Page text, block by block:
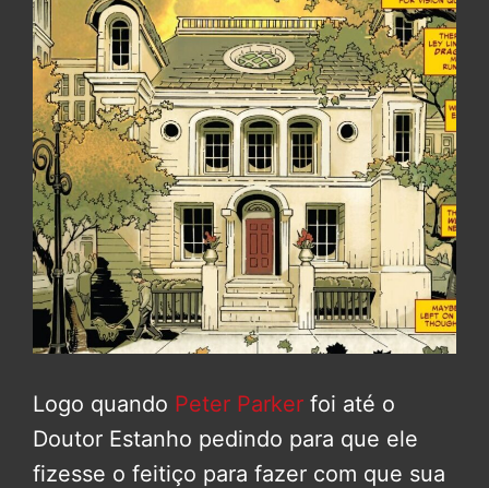
Logo quando Peter Parker foi até o
Doutor Estanho pedindo para que ele
fizesse o feitiço para fazer com que sua